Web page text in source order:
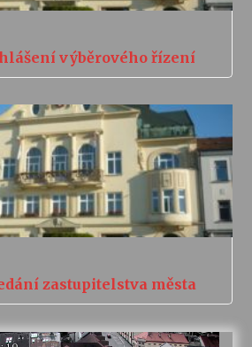
výběrového řízení
zastupitelstva města